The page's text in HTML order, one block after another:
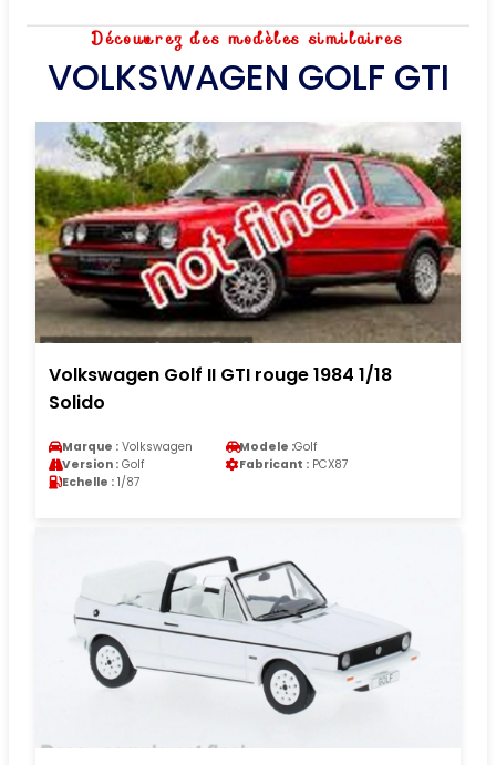
Découvrez des modèles similaires
VOLKSWAGEN GOLF GTI
Volkswagen Golf II GTI rouge 1984 1/18
Solido
Marque : Volkswagen Modele :Golf
Version : Golf Fabricant : PCX87
Echelle : 1/87